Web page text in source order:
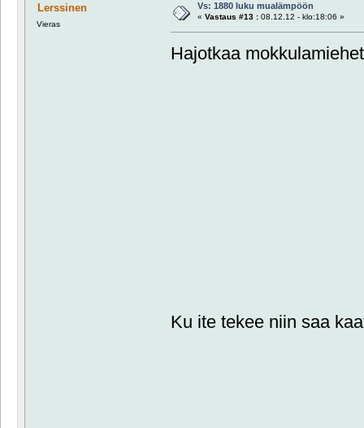
Lerssinen
Vieras
Vs: 1880 luku mualämpöön
« Vastaus #13 :08.12.12 - klo:18:06 »
Hajotkaa
Ku ite tekee niin saa